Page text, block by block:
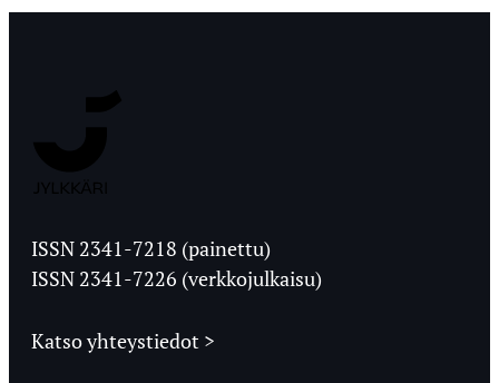
Ylioppilaslehti
ISSN 2341-7218 (painettu)
ISSN 2341-7226 (verkkojulkaisu)
Katso yhteystiedot >